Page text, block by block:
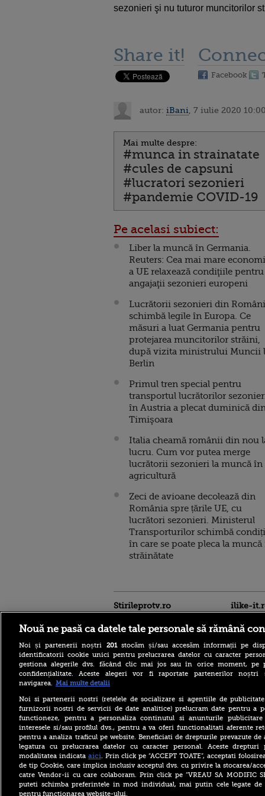
sezonieri şi nu tuturor muncitorilor
Share it!
Facebook
autor: iBani , 7 iulie 2020
Mai multe despre:
#munca in strainatate
#cules de capsuni
#lucratori sezonieri
#pandemie COVID-19
Pe acelasi subiect:
Liber la muncă în Germania.
Reuters: Cea mai mare
a UE relaxează condiţiile pentru
angajaţii sezonieri europeni
Lucrătorii sezonieri din
schimbă legile în Europa. Ce
măsuri a luat Germania pentru
protejarea muncitorilor străini,
după vizita ministrului Muncii
Berlin
Primul tren special pentru
transportul lucrătorilor
în Austria a plecat duminică
Timişoara
Italia cheamă românii din nou
lucru. Cum vor putea merge
lucrătorii sezonieri la muncă în
agricultură
Zeci de avioane decolează din
România spre țările UE, cu
lucrători sezonieri. Ministerul
Transporturilor schimbă
în care se poate pleca la
străinătate
Stirileprotv.ro
sistem hidraulic de 4.500
ani ar conține secretul
construirii piramidelor
Reacția Rusiei după ce o
dronă explozivă a paralizat
aeroportul din Leipzig: „O
provocare complet
fabricată”
Cea mai bună țară în care să
te muți în 2026 este din
ilike-
Nouă ne pasă ca datele tale personale să rămână
Noi și partenerii noștri 201stocăm și/sau accesăm informații pe
identificatorii cookie unici pentru prelucrarea datelor cu caracter
gestiona alegerile dvs. făcând clic mai jos sau în orice moment, pe
confidențialitate. Aceste alegeri vor fi raportate partenerilor
navigarea. Mai multe detalii
Noi si partenerii nostri (retelele de socializare si agentiile de
furnizorii nostri de servicii de date analitice) prelucram date pentru a
functioneze, pentru a personaliza continutul si anunturile
interesele si/sau profilul dvs., pentru a va oferi functionalitati aferente
pentru a analiza traficul pe website. Beneficiati de drepturile prevazute de
legatura cu prelucrarea datelor cu caracter personal. Aceste
modalitatea indicata aici. Prin click pe “ACCEPT TOATE”, acceptati
de tip Cookie, care implica inclusiv acceptul dvs. cu privire la stocarea/
catre Vendor-ii cu care colaboram. Prin click pe “VREAU SA MODIFIC
puteti schimba preferintele in mod individual, mai putin cele legate de
pentru functionarea website-ului.